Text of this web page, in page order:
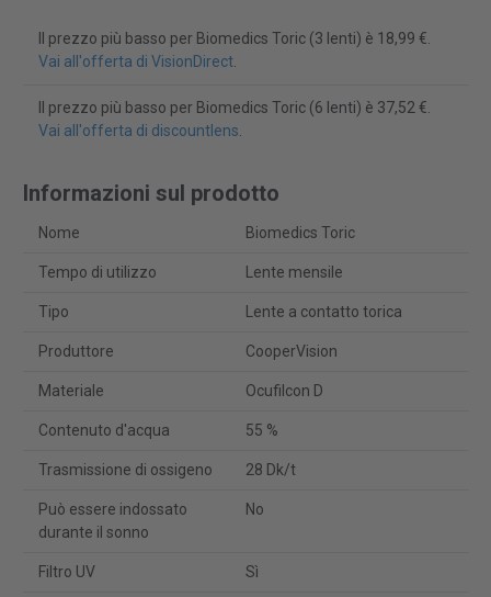
Il prezzo più basso per Biomedics Toric (3 lenti) è 18,99 €.
Vai all'offerta di VisionDirect.
Il prezzo più basso per Biomedics Toric (6 lenti) è 37,52 €.
Vai all'offerta di discountlens.
Informazioni sul prodotto
Nome Biomedics Toric
Tempo di utilizzo Lente mensile
Tipo Lente a contatto torica
Produttore CooperVision
Materiale Ocufilcon D
Contenuto d'acqua 55 %
Trasmissione di ossigeno 28 Dk/t
Può essere indossato
durante il sonno
No
Filtro UV Sì